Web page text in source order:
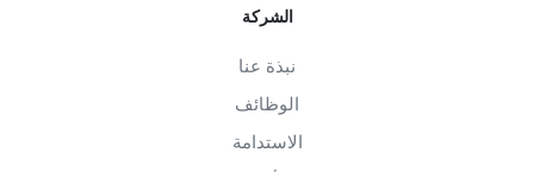
الشركة
نبذة عنا
الوظائف
الاستدامة